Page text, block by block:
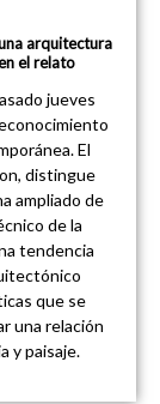
arquitectura
el relato
jueves
El
distingue
ampliado de
de la
tendencia
que se
una relación
y paisaje.